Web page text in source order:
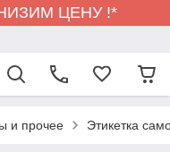
ЦЕНУ !*
и прочее Этикетка